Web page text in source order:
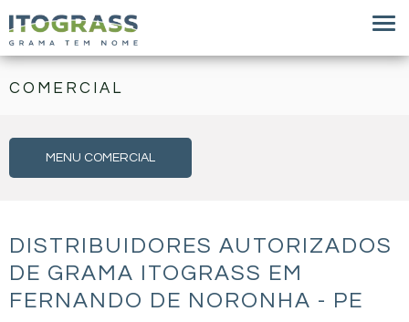
COMERCIAL
MENU COMERCIAL
DISTRIBUIDORES AUTORIZADOS
DE GRAMA ITOGRASS EM
FERNANDO DE NORONHA - PE